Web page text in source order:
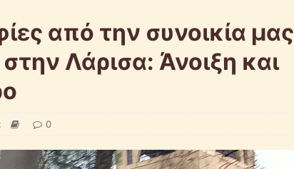
από την συνοικία μας
Λάρισα: Άνοιξη και
0